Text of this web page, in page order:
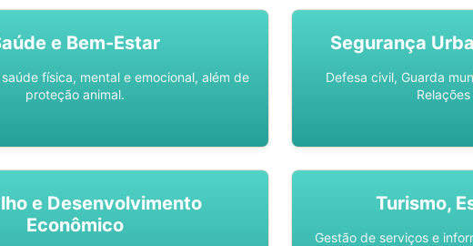
e Bem-Estar
física, mental e emocional, além de
proteção animal.
Segurança
Defesa civil, Guarda
e Desenvolvimento
Econômico
Turismo,
Gestão de serviços e